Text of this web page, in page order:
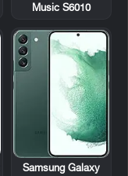
Music S6010
Samsung Galaxy